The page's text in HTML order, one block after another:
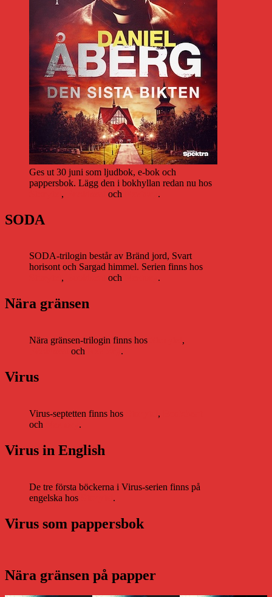
Ges ut 30 juni som ljudbok, e-bok och
pappersbok. Lägg den i bokhyllan redan nu hos
, och .
SODA
SODA-trilogin består av Bränd jord, Svart
horisont och Sargad himmel. Serien finns hos
, och .
Nära gränsen
Nära gränsen-trilogin finns hos
,
och .
Virus
Virus-septetten finns hos ,
och
.
Virus in English
De tre första böckerna i Virus-serien finns på
engelska hos
.
Virus som pappersbok
Nära gränsen på papper